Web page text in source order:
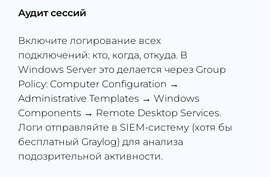
Аудит сессий
Включите логирование всех
подключений: кто, когда, откуда. В
Windows Server это делается через Group
Policy: Computer Configuration →
Administrative Templates → Windows
Components → Remote Desktop Services.
Логи отправляйте в SIEM-систему (хотя бы
бесплатный Graylog) для анализа
подозрительной активности.